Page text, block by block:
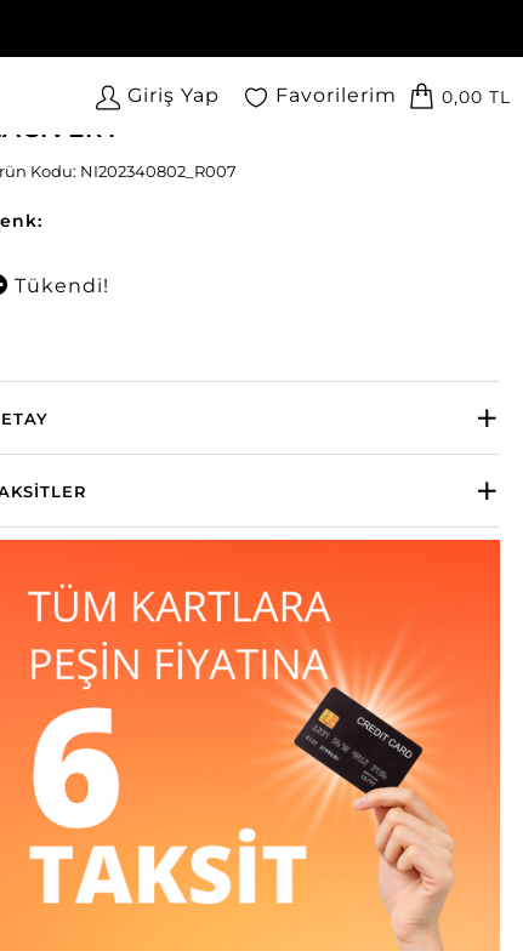
Giriş Yap Favorilerim 0,00 TL
North Ice Boardshort Şort Mayo
Kodu: NI202340802_R007
Tükendi!